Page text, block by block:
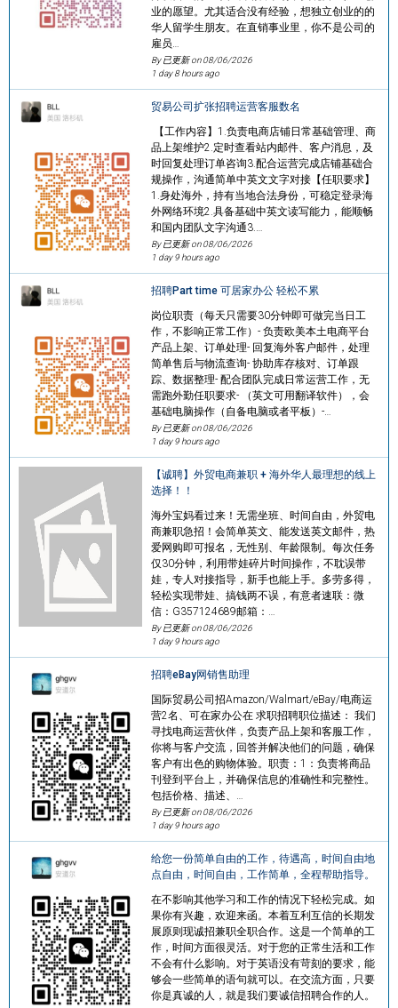
业的愿望。尤其适合没有经验，想独立创业的的
华人留学生朋友。在直销事业里，你不是公司的
雇员…
By 已更新 on08/06/2026
1 day 8 hours ago
贸易公司扩张招聘运营客服数名
【工作内容】1.负责电商店铺日常基础管理、商
品上架维护2.定时查看站内邮件、客户消息，及
时回复处理订单咨询3.配合运营完成店铺基础合
规操作，沟通简单中英文文字对接【任职要求】
1.身处海外，持有当地合法身份，可稳定登录海
外网络环境2.具备基础中英文读写能力，能顺畅
和国内团队文字沟通3.…
By 已更新 on08/06/2026
1 day 9 hours ago
招聘Part time 可居家办公 轻松不累
岗位职责（每天只需要30分钟即可做完当日工
作，不影响正常工作）- 负责欧美本土电商平台
产品上架、订单处理- 回复海外客户邮件，处理
简单售后与物流查询- 协助库存核对、订单跟
踪、数据整理- 配合团队完成日常运营工作，无
需跑外勤任职要求- （英文可用翻译软件），会
基础电脑操作（自备电脑或者平板）-…
By 已更新 on08/06/2026
1 day 9 hours ago
【诚聘】外贸电商兼职 + 海外华人最理想的线上
选择！！
海外宝妈看过来！无需坐班、时间自由，外贸电
商兼职急招！会简单英文、能发送英文邮件，热
爱网购即可报名，无性别、年龄限制。每次任务
仅30分钟，利用带娃碎片时间操作，不耽误带
娃，专人对接指导，新手也能上手。多劳多得，
轻松实现带娃、搞钱两不误，有意者速联：微
信：G357124689邮箱：…
By 已更新 on08/06/2026
1 day 9 hours ago
招聘eBay网销售助理
国际贸易公司招Amazon/Walmart/eBay/电商运
营2名、可在家办公在 求职招聘职位描述： 我们
寻找电商运营伙伴，负责产品上架和客服工作，
你将与客户交流，回答并解决他们的问题，确保
客户有出色的购物体验。职责：1：负责将商品
刊登到平台上，并确保信息的准确性和完整性。
包括价格、描述、…
By 已更新 on08/06/2026
1 day 9 hours ago
给您一份简单自由的工作，待遇高，时间自由地
点自由，时间自由，工作简单，全程帮助指导。
在不影响其他学习和工作的情况下轻松完成。如
果你有兴趣，欢迎来函。本着互利互信的长期发
展原则现诚招兼职全职合作。这是一个简单的工
作，时间方面很灵活。对于您的正常生活和工作
不会有什么影响。对于英语没有苛刻的要求，能
够会一些简单的语句就可以。在交流方面，只要
你是真诚的人，就是我们要诚信招聘合作的人。